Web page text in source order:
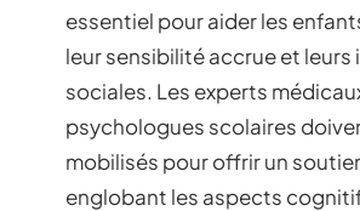
essentiel pour aider les
leur sensibilité accrue et
sociales. Les experts
psychologues scolaires
mobilisés pour offrir un
englobant les aspects